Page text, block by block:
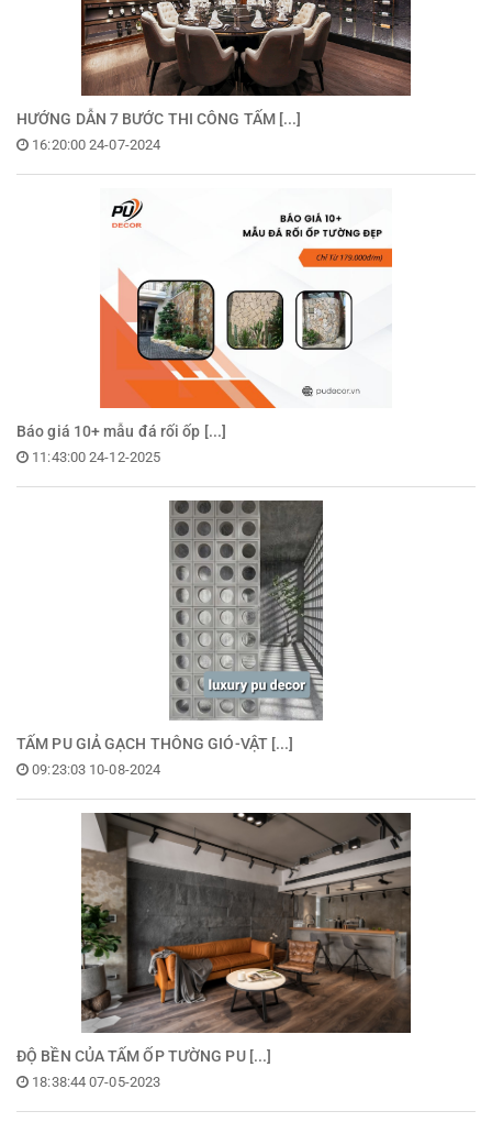
HƯỚNG DẪN 7 BƯỚC THI CÔNG TẤM [...]
16:20:00 24-07-2024
Báo giá 10+ mẫu đá rối ốp [...]
11:43:00 24-12-2025
TẤM PU GIẢ GẠCH THÔNG GIÓ-VẬT [...]
09:23:03 10-08-2024
ĐỘ BỀN CỦA TẤM ỐP TƯỜNG PU [...]
18:38:44 07-05-2023